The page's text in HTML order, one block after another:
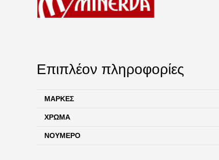
Επιπλέον πληροφορίες
ΜΆΡΚΕΣ
ΧΡΏΜΑ
ΝΟΎΜΕΡΟ